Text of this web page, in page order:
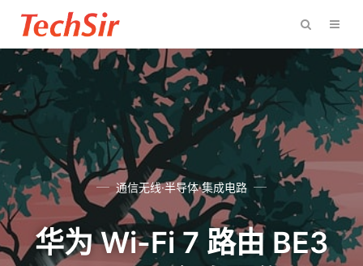
通信无线·半导体·集成电路
华为 Wi-Fi 7 路由 BE3